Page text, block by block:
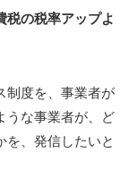
税の税率アップよ
制度を、事業者が
うな事業者が、ど
、発信したいと